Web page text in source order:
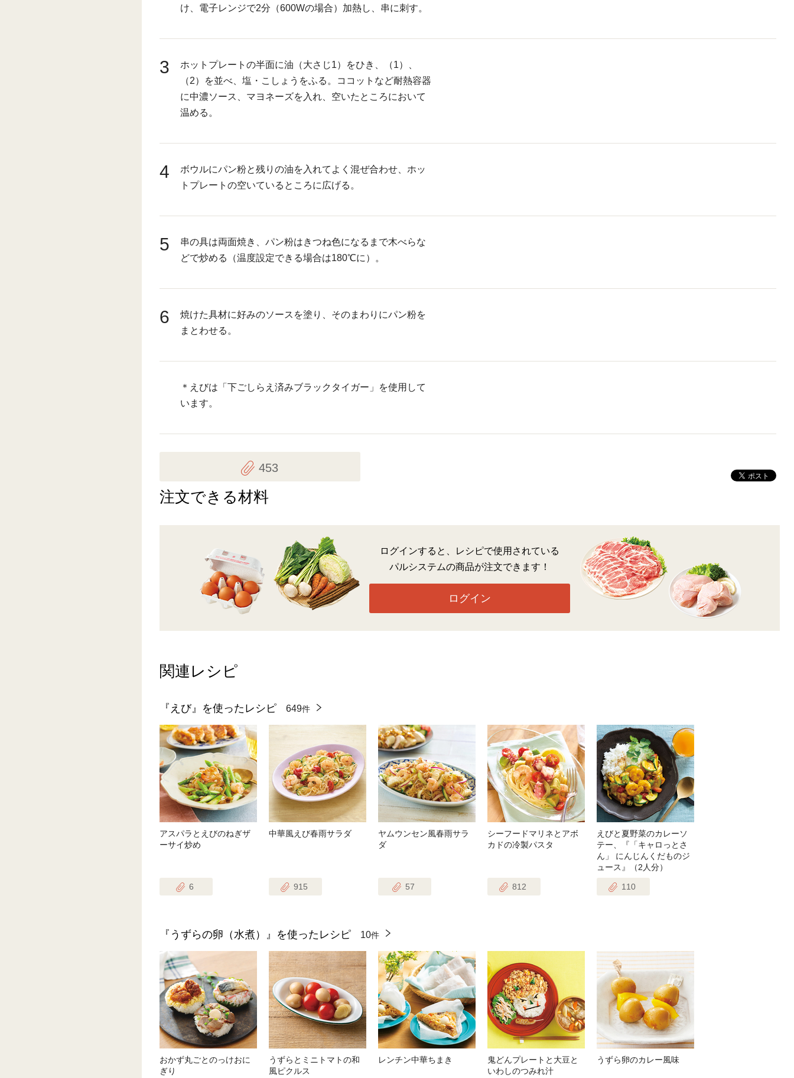
け、電子レンジで2分（600Wの場合）加熱し、串に刺す。
3
ホットプレートの半面に油（大さじ1）をひき、（1）、
（2）を並べ、塩・こしょうをふる。ココットなど耐熱容器
に中濃ソース、マヨネーズを入れ、空いたところにおいて
温める。
4
ボウルにパン粉と残りの油を入れてよく混ぜ合わせ、ホッ
トプレートの空いているところに広げる。
5
串の具は両面焼き、パン粉はきつね色になるまで木べらな
どで炒める（温度設定できる場合は180℃に）。
6
焼けた具材に好みのソースを塗り、そのまわりにパン粉を
まとわせる。
＊えびは「下ごしらえ済みブラックタイガー」を使用して
います。
453
注文できる材料
ログインすると、レシピで使用されている
パルシステムの商品が注文できます！
ログイン
関連レシピ
『えび』を使ったレシピ 649件
アスパラとえびのねぎザ
ーサイ炒め
6
中華風えび春雨サラダ
915
ヤムウンセン風春雨サラ
ダ
57
シーフードマリネとアボ
カドの冷製パスタ
812
えびと夏野菜のカレーソ
テー、『「キャロっとさ
ん」 にんじんくだものジ
ュース』（2人分）
110
『うずらの卵（水煮）』を使ったレシピ 10件
おかず丸ごとのっけおに
ぎり
うずらとミニトマトの和
風ピクルス
レンチン中華ちまき
鬼どんプレートと大豆と
いわしのつみれ汁
うずら卵のカレー風味